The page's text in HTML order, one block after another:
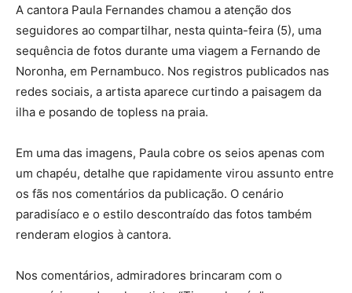
A cantora Paula Fernandes chamou a atenção dos
seguidores ao compartilhar, nesta quinta-feira (5), uma
sequência de fotos durante uma viagem a Fernando de
Noronha, em Pernambuco. Nos registros publicados nas
redes sociais, a artista aparece curtindo a paisagem da
ilha e posando de topless na praia.
Em uma das imagens, Paula cobre os seios apenas com
um chapéu, detalhe que rapidamente virou assunto entre
os fãs nos comentários da publicação. O cenário
paradisíaco e o estilo descontraído das fotos também
renderam elogios à cantora.
Nos comentários, admiradores brincaram com o